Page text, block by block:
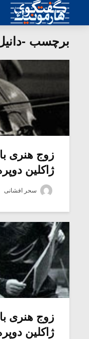
برچسب -دانیل
زوج هنری
ژاکلین
سحر افشانی
زوج هنری
ژاکلین